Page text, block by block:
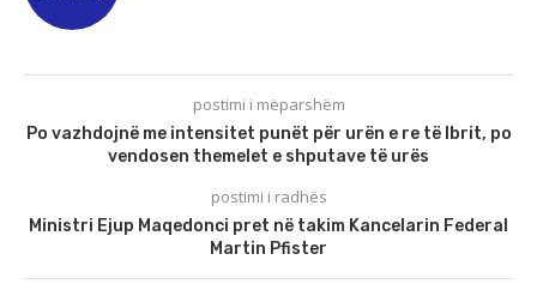
postimi i mëparshëm
Po vazhdojnë me intensitet punët për urën e re të Ibrit, po
vendosen themelet e shputave të urës
postimi i radhës
Ministri Ejup Maqedonci pret në takim Kancelarin Federal
Martin Pfister